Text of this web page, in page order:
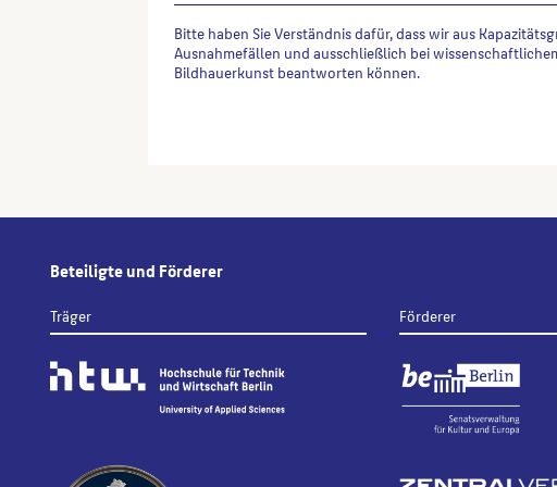
Bitte haben Sie Verständnis dafür, dass wir aus
Ausnahmefällen und ausschließlich bei
Bildhauerkunst beantworten können.
Beteiligte und Förderer
Träger Förderer